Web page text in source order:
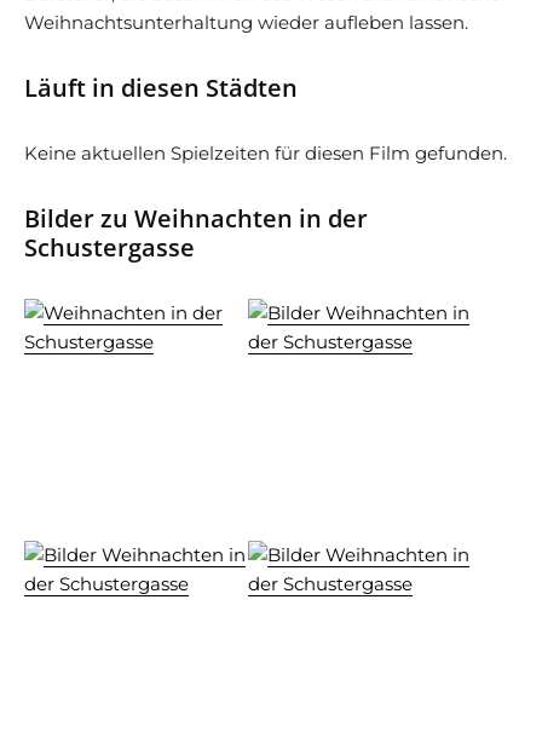
Weihnachtsunterhaltung wieder aufleben lassen.
Läuft in diesen Städten
Keine aktuellen Spielzeiten für diesen Film gefunden.
Bilder zu Weihnachten in der
Schustergasse